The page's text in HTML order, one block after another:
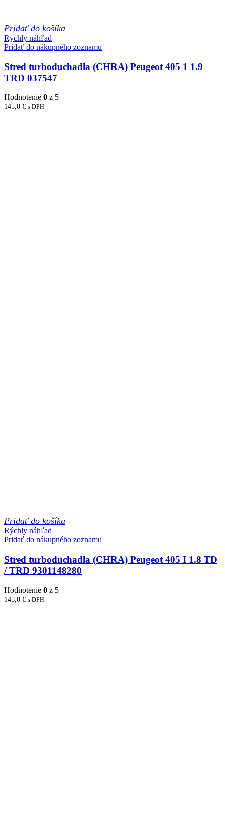
Pridať do košíka
Rýchly náhľad
Pridať do nákupného zoznamu
Stred turboduchadla (CHRA) Peugeot 405 1 1.9
TRD 037547
Hodnotenie 0 z 5
145,0 € s DPH
Pridať do košíka
Rýchly náhľad
Pridať do nákupného zoznamu
Stred turboduchadla (CHRA) Peugeot 405 I 1.8 TD
/ TRD 9301148280
Hodnotenie 0 z 5
145,0 € s DPH